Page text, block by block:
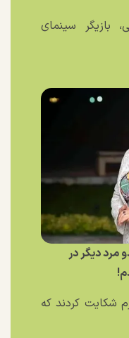
بازیگر سینمای
دیگر در
شکایت کردند که